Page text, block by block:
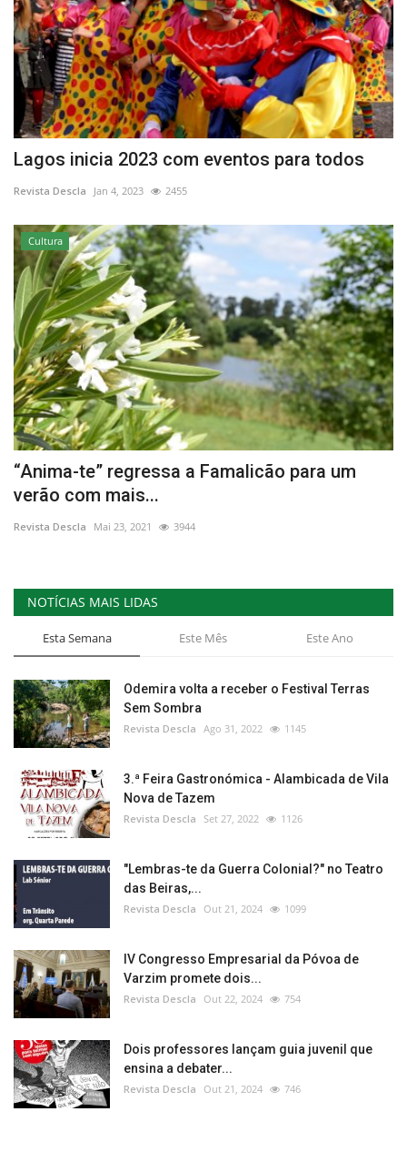
Lagos inicia 2023 com eventos para todos
Revista Descla Jan 4, 2023 2455
Cultura
“Anima-te” regressa a Famalicão para um
verão com mais...
Revista Descla Mai 23, 2021 3944
NOTÍCIAS MAIS LIDAS
Esta Semana Este Mês Este Ano
Odemira volta a receber o Festival Terras
Sem Sombra
Revista Descla Ago 31, 2022 1145
3.ª Feira Gastronómica - Alambicada de Vila
Nova de Tazem
Revista Descla Set 27, 2022 1126
"Lembras-te da Guerra Colonial?" no Teatro
das Beiras,...
Revista Descla Out 21, 2024 1099
IV Congresso Empresarial da Póvoa de
Varzim promete dois...
Revista Descla Out 22, 2024 754
Dois professores lançam guia juvenil que
ensina a debater...
Revista Descla Out 21, 2024 746